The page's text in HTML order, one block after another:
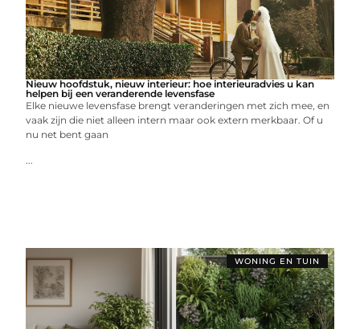
Nieuw hoofdstuk, nieuw interieur: hoe interieuradvies u kan
helpen bij een veranderende levensfase
Elke nieuwe levensfase brengt veranderingen met zich mee, en
vaak zijn die niet alleen intern maar ook extern merkbaar. Of u
nu net bent gaan
...
WONING EN TUIN